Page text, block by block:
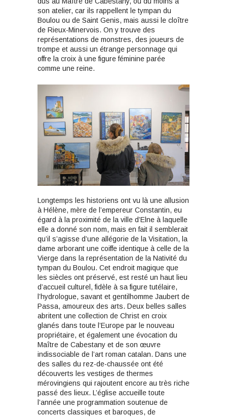
son atelier, car ils rappellent le tympan du
Boulou ou de Saint Genis, mais aussi le cloître
de Rieux-Minervois. On y trouve des
représentations de monstres, des joueurs de
trompe et aussi un étrange personnage qui
offre la croix à une figure féminine parée
comme une reine.
Longtemps les historiens ont vu là une allusion
à Hélène, mère de l’empereur Constantin, eu
égard à la proximité de la ville d’Elne à laquelle
elle a donné son nom, mais en fait il semblerait
qu’il s’agisse d’une allégorie de la Visitation, la
dame arborant une coiffe identique à celle de la
Vierge dans la représentation de la Nativité du
tympan du Boulou. Cet endroit magique que
les siècles ont préservé, est resté un haut lieu
d’accueil culturel, fidèle à sa figure tutélaire,
l’hydrologue, savant et gentilhomme Jaubert de
Passa, amoureux des arts. Deux belles salles
abritent une collection de Christ en croix
glanés dans toute l’Europe par le nouveau
propriétaire, et également une évocation du
Maître de Cabestany et de son œuvre
indissociable de l’art roman catalan. Dans une
des salles du rez-de-chaussée ont été
découverts les vestiges de thermes
mérovingiens qui rajoutent encore au très riche
passé des lieux. L’église accueille toute
l’année une programmation soutenue de
concerts classiques et baroques, de